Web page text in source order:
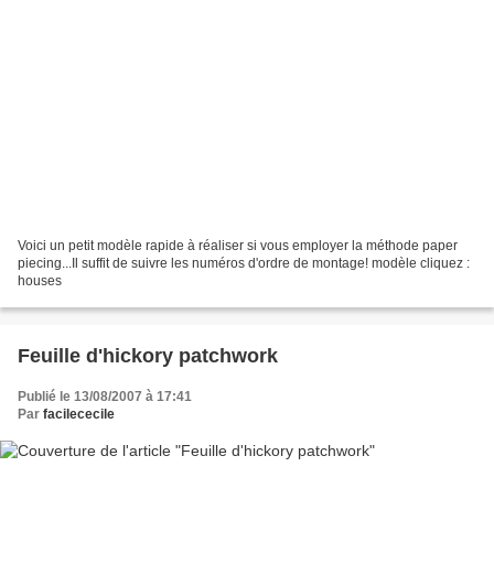
Voici un petit modèle rapide à réaliser si vous employer la méthode paper
piecing...Il suffit de suivre les numéros d'ordre de montage! modèle cliquez :
houses
Feuille d'hickory patchwork
Publié le 13/08/2007 à 17:41
Par facilececile